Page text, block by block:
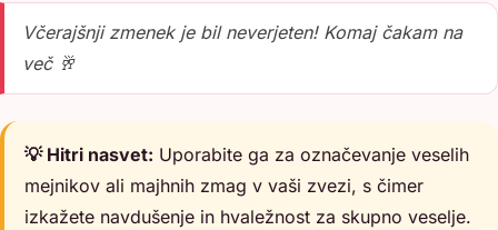
Včerajšnji zmenek je bil neverjeten! Komaj čakam na
več 🥂
💡 Hitri nasvet: Uporabite ga za označevanje veselih
mejnikov ali majhnih zmag v vaši zvezi, s čimer
izkažete navdušenje in hvaležnost za skupno veselje.